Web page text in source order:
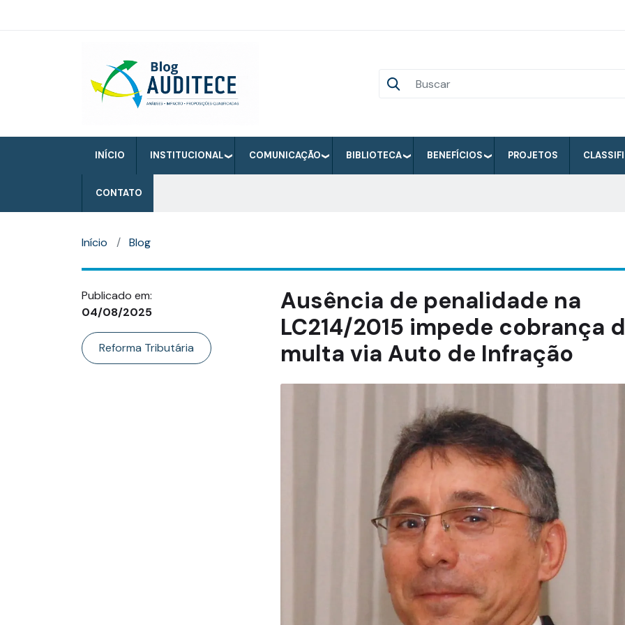
INÍCIO INSTITUCIONAL COMUNICAÇÃO BIBLIOTECA BENEFÍCIOS PROJETOS
CONTATO
Início Blog
Publicado em:
04/08/2025
Reforma Tributária
Ausência de penalidade na
LC214/2015 impede cobrança
multa via Auto de Infração